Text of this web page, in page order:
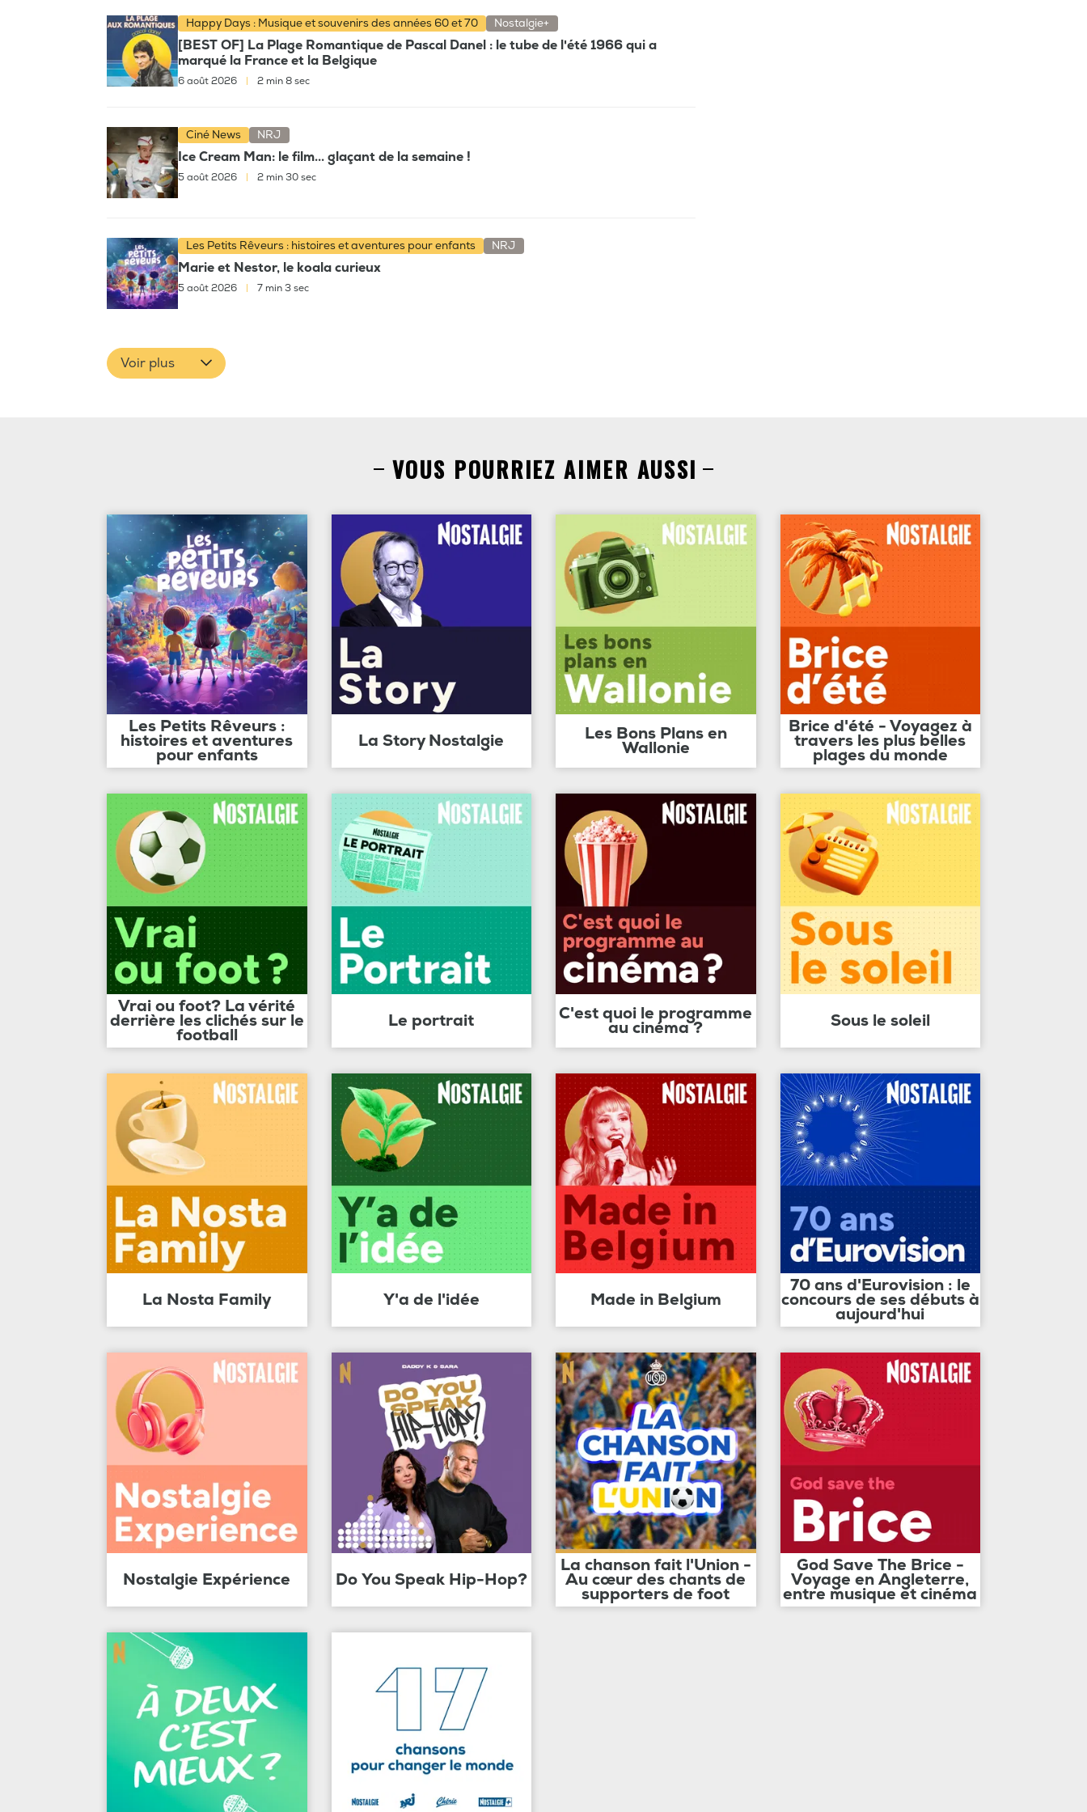
Happy Days : Musique et souvenirs des années 60 et 70 Nostalgie+
[BEST OF] La Plage Romantique de Pascal Danel : le tube de l'été 1966 qui a
marqué la France et la Belgique
6 août 2026 2 min 8 sec
Ciné News NRJ
Ice Cream Man: le film... glaçant de la semaine !
5 août 2026 | 2 min 30 sec
Les Petits Rêveurs : histoires et aventures pour enfants NRJ
Marie et Nestor, le koala curieux
5 août 2026 | 7 min 3 sec
Voir plus
VOUS POURRIEZ AIMER AUSSI
Les Petits Rêveurs :
histoires et aventures
pour enfants
La Story Nostalgie Les Bons Plans en
Wallonie
Brice d'été - Voyagez à
travers les plus belles
plages du monde
Vrai ou foot? La vérité
derrière les clichés sur le
football
Le portrait C'est quoi le programme
au cinéma ? Sous le soleil
La Nosta Family Y'a de l'idée Made in Belgium
70 ans d'Eurovision : le
concours de ses débuts à
aujourd'hui
Nostalgie Expérience Do You Speak Hip-Hop?
La chanson fait l'Union -
Au cœur des chants de
supporters de foot
God Save The Brice -
Voyage en Angleterre,
entre musique et cinéma